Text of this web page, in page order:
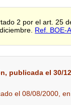
2 por el art. 25
Ref. BOE-
publicada el 30/
el 08/08/2000,